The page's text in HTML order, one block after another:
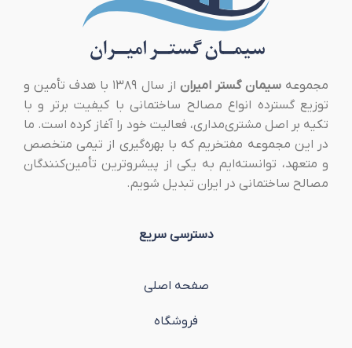
مجموعهسیمان گستر امیران
از سال ۱۳۸۹ با هدف تأمین و
توزیع گسترده انواع مصالح ساختمانی با کیفیت برتر و با
تکیه بر اصل مشتری‌مداری، فعالیت خود را آغاز کرده است. ما
در این مجموعه مفتخریم که با بهره‌گیری از تیمی متخصص
و متعهد، توانسته‌ایم به یکی از پیشروترین تأمین‌کنندگان
مصالح ساختمانی در ایران تبدیل شویم.
دسترسی سریع
صفحه اصلی
فروشگاه